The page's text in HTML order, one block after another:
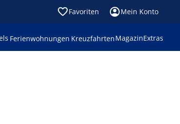
Favoriten Mein Konto
Ferienwohnungen KreuzfahrtenMagazinExtras